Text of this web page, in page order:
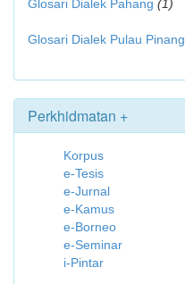
Glosari Dialek Pahang (1)
Glosari Dialek Pulau Pinang
Perkhidmatan +
Korpus
e-Tesis
e-Jurnal
e-Kamus
e-Borneo
e-Seminar
i-Pintar